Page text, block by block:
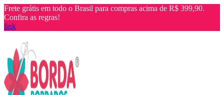
Frete grátis em todo o Brasil para compras acima de R$ 399,90.
Confira as regras!
link